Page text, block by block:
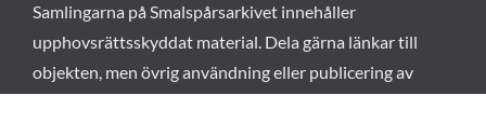
Samlingarna på Smalspårsarkivet innehåller
upphovsrättsskyddat material. Dela gärna länkar till
objekten, men övrig användning eller publicering av